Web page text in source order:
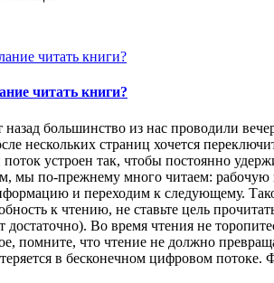
читать книги?
назад большинство из нас проводили
нескольких страниц хочется
устроен так, чтобы постоянно
мы по-прежнему много читаем: рабочую
и переходим к следующему.
к чтению, не ставьте цель
достаточно). Во время чтения не
помните, что чтение не должно
теряется в бесконечном цифровом